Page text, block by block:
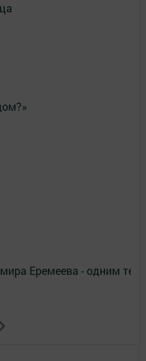
Еремеева - одним